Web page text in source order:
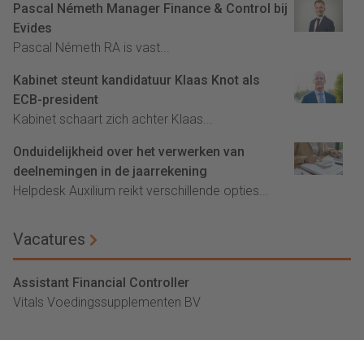
Pascal Németh Manager Finance & Control bij
Evides
Pascal Németh RA is vast...
Kabinet steunt kandidatuur Klaas Knot als
ECB-president
Kabinet schaart zich achter Klaas...
Onduidelijkheid over het verwerken van
deelnemingen in de jaarrekening
Helpdesk Auxilium reikt verschillende opties...
Vacatures
Assistant Financial Controller
Vitals Voedingssupplementen BV